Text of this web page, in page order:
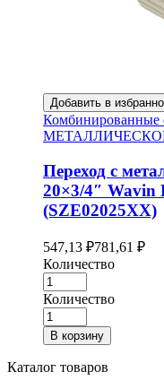
Добавить в
Комбинированные
Переход с
20×3/4″ Wavin
(SZE02025XX)
547,13 ₽781,61 ₽
Количество
Количество
В корзину
Каталог товаров